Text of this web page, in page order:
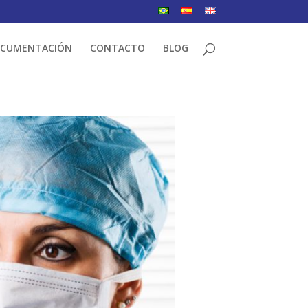
CONTACTO BLOG